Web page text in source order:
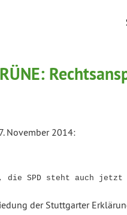
November 2014:
SPD steht auch jetzt
der Stuttgarter